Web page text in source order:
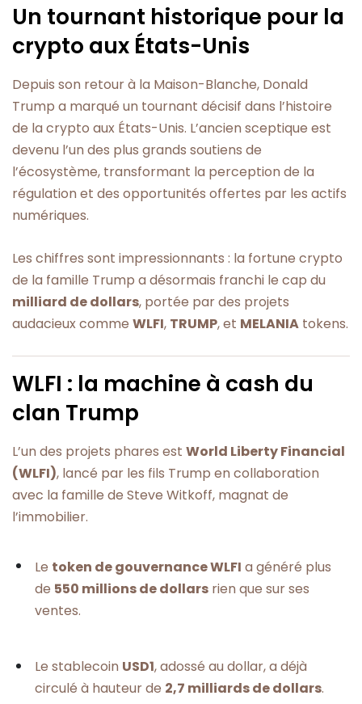
Un tournant historique pour la
crypto aux États-Unis
Depuis son retour à la Maison-Blanche, Donald
Trump a marqué un tournant décisif dans l’histoire
de la crypto aux États-Unis. L’ancien sceptique est
devenu l’un des plus grands soutiens de
l’écosystème, transformant la perception de la
régulation et des opportunités offertes par les actifs
numériques.
Les chiffres sont impressionnants : la fortune crypto
de la famille Trump a désormais franchi le cap du
milliard de dollars, portée par des projets
audacieux comme WLFI, TRUMP, et MELANIA tokens.
WLFI : la machine à cash du
clan Trump
L’un des projets phares est World Liberty Financial
(WLFI), lancé par les fils Trump en collaboration
avec la famille de Steve Witkoff, magnat de
l’immobilier.
Le token de gouvernance WLFI a généré plus
de 550 millions de dollars rien que sur ses
ventes.
Le stablecoin USD1, adossé au dollar, a déjà
circulé à hauteur de 2,7 milliards de dollars.